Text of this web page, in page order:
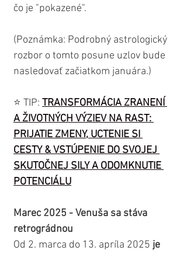
čo je "pokazené".
(Poznámka: Podrobný astrologický
rozbor o tomto posune uzlov bude
nasledovať začiatkom januára.)
⭐️ TIP: TRANSFORMÁCIA ZRANENÍ
A ŽIVOTNÝCH VÝZIEV NA RAST:
PRIJATIE ZMENY, UCTENIE SI
CESTY & VSTÚPENIE DO SVOJEJ
SKUTOČNEJ SILY A ODOMKNUTIE
POTENCIÁLU
Marec 2025 - Venuša sa stáva
retrográdnou
Od 2. marca do 13. apríla 2025 je